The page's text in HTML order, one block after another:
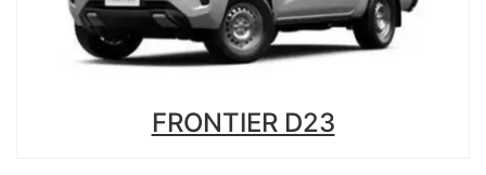
FRONTIER D23